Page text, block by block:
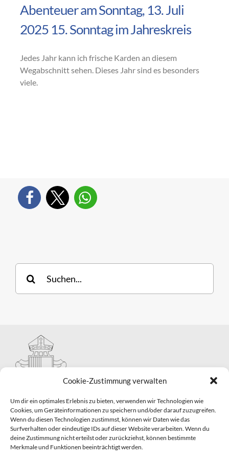
Cookie-Zustimmung verwalten
Um dir ein optimales Erlebnis zu bieten, verwenden wir Technologien wie
Cookies, um Geräteinformationen zu speichern und/oder darauf zuzugreifen.
Wenn du diesen Technologien zustimmst, können wir Daten wie das
Surfverhalten oder eindeutige IDs auf dieser Website verarbeiten. Wenn du
deine Zustimmung nicht erteilst oder zurückziehst, können bestimmte
Merkmale und Funktionen beeinträchtigt werden.
Abenteuer am Sonntag, 13. Juli
2025 15. Sonntag im Jahreskreis
Jedes Jahr kann ich frische Karden an diesem
Wegabschnitt sehen. Dieses Jahr sind es besonders
viele.
nach:
Hauptabteilung II – Seelsorge
Pastorale Grunddienste und Sakramentenpastoral
Telefon: 0821 3166-2593
gemeindepastoral@bistum-augsburg.de